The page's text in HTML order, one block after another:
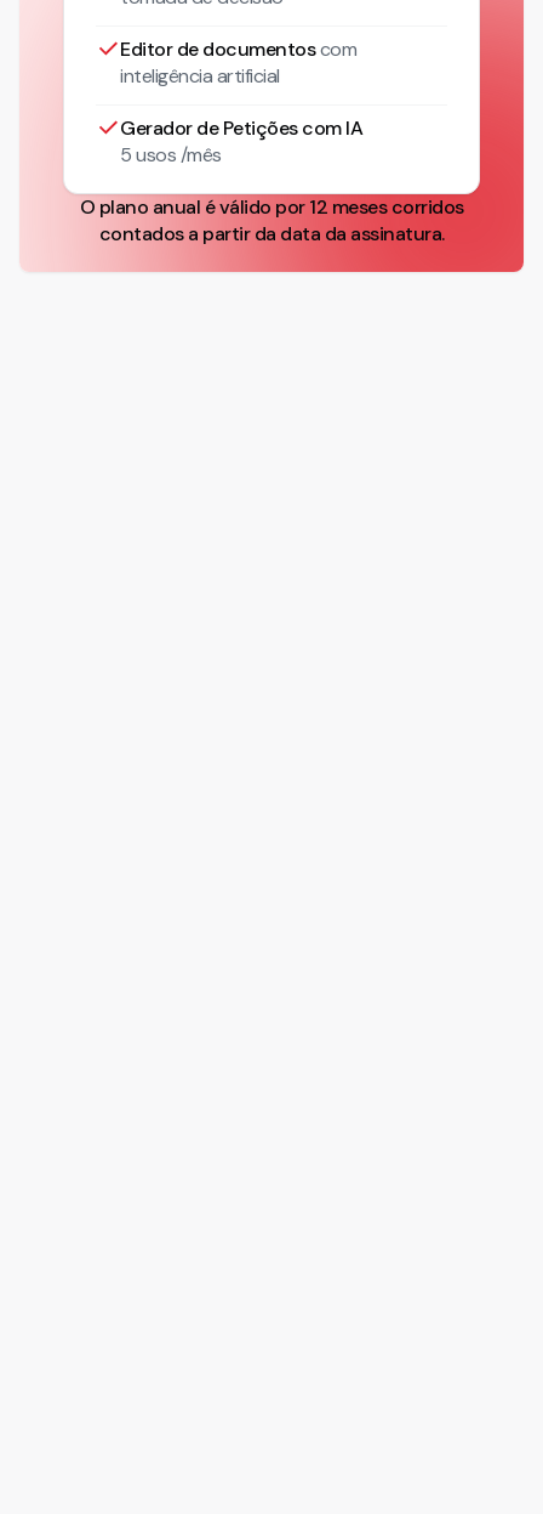
Editor de documentoscom
inteligência artificial
Gerador de Petições com IA
5 usos /mês
O plano anual é válido por 12 meses corridos
contados a partir da data da assinatura.